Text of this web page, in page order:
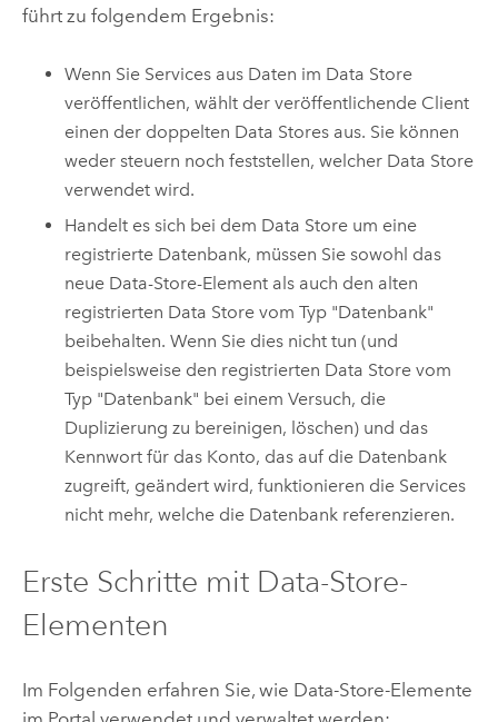
führt zu folgendem Ergebnis:
Wenn Sie Services aus Daten im Data Store
veröffentlichen, wählt der veröffentlichende Client
einen der doppelten Data Stores aus. Sie können
weder steuern noch feststellen, welcher Data Store
verwendet wird.
Handelt es sich bei dem Data Store um eine
registrierte Datenbank, müssen Sie sowohl das
neue Data-Store-Element als auch den alten
registrierten Data Store vom Typ "Datenbank"
beibehalten. Wenn Sie dies nicht tun (und
beispielsweise den registrierten Data Store vom
Typ "Datenbank" bei einem Versuch, die
Duplizierung zu bereinigen, löschen) und das
Kennwort für das Konto, das auf die Datenbank
zugreift, geändert wird, funktionieren die Services
nicht mehr, welche die Datenbank referenzieren.
Erste Schritte mit Data-Store-
Elementen
Im Folgenden erfahren Sie, wie Data-Store-Elemente